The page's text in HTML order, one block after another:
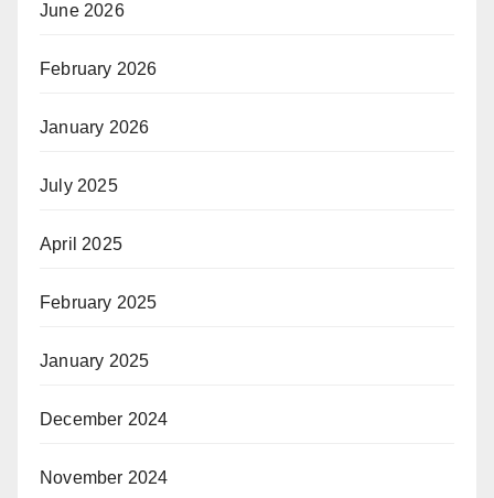
June 2026
February 2026
January 2026
July 2025
April 2025
February 2025
January 2025
December 2024
November 2024